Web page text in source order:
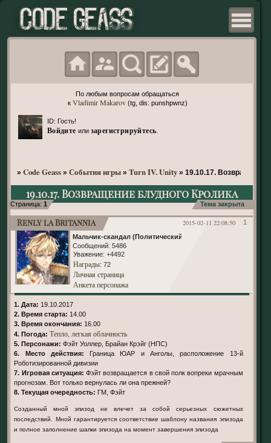
По любым вопросам обращаться
к Vladimir Makarov(tg, dis: punshpwnz)
ID: Гость!
Войдите или зарегистрируйтесь
» Code Geass » События игры » Turn IV. Unity » 19.10.17. Возвращение
19.10.17. Возвращение блудного Кролика
Страница: 1 Тема закрыта
1
2015-02-11 22:08:50
Renly la Britannia
Мальчик-скандал (Политический)
Сообщений: 5486
Уважение: +4492
Награды: 72
Личная страница
Анкета персонажа
1. Дата: 19.10.2017
2. Время старта: 14.00
3. Время окончания: 16.00
4. Погода: Тепло, легкая облачность
5. Персонажи: Фэйт Уоллер, Брайан Крэйг (НПС)
6. Место действия: Граница ЮАР и Анголы, расположение 13-й
Роботизированной дивизии
7. Игровая ситуация: Фэйт возвращается в свой полк вопреки мрачным
прогнозам. Вот только вернулась ли она прежней?
8. Текущая очередность: ГМ, Фэйт
Созданный мной эпизод не влечет за собой серьезных сюжетных
последствий. Мной гарантируется соответствие шаблону названия эпизода
и полное заполнение шапки эпизода на момент завершения эпизода